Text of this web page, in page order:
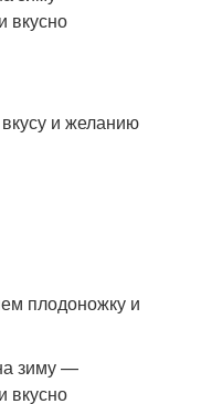
и желанию
плодоножку и